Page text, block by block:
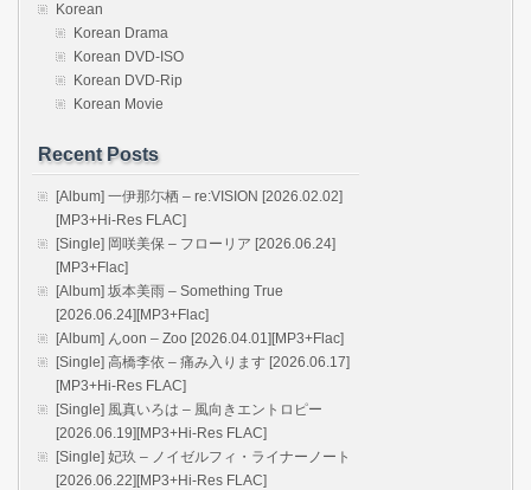
Korean
Korean Drama
Korean DVD-ISO
Korean DVD-Rip
Korean Movie
Recent Posts
[Album] 一伊那尓栖 – re:VISION [2026.02.02]
[MP3+Hi-Res FLAC]
[Single] 岡咲美保 – フローリア [2026.06.24]
[MP3+Flac]
[Album] 坂本美雨 – Something True
[2026.06.24][MP3+Flac]
[Album] んoon – Zoo [2026.04.01][MP3+Flac]
[Single] 高橋李依 – 痛み入ります [2026.06.17]
[MP3+Hi-Res FLAC]
[Single] 風真いろは – 風向きエントロピー
[2026.06.19][MP3+Hi-Res FLAC]
[Single] 妃玖 – ノイゼルフィ・ライナーノート
[2026.06.22][MP3+Hi-Res FLAC]